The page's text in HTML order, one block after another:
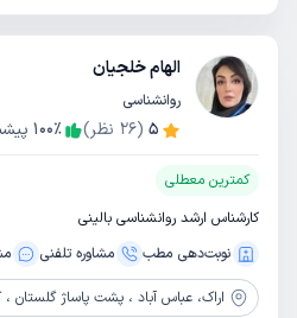
الهام خلجیان
روانشناسی
5
(
26 نظر) 100٪
کمترین معطلی
کارشناس ارشد روانشناسی بالینی
نوبت‌دهی مطب
مشاوره‌ تلفنی
اراک، عباس آباد ، پشت پاساژ گلستان ، کوچه ساسان ، مجتمع